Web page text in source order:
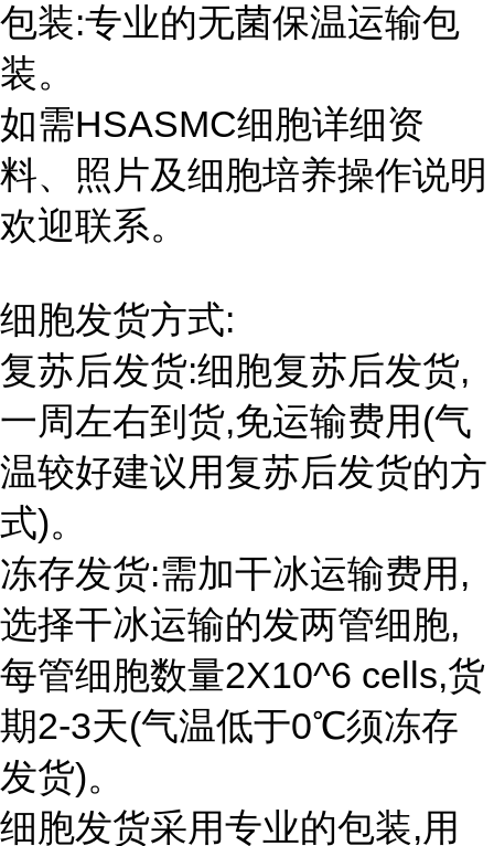
包装:专业的无菌保温运输包
装。
如需HSASMC细胞详细资
料、照片及细胞培养操作说明
欢迎联系。
细胞发货方式:
复苏后发货:细胞复苏后发货,
一周左右到货,免运输费用(气
温较好建议用复苏后发货的方
式)。
冻存发货:需加干冰运输费用,
选择干冰运输的发两管细胞,
每管细胞数量2X10^6 cells,货
期2-3天(气温低于0℃须冻存
发货)。
细胞发货采用专业的包装,用